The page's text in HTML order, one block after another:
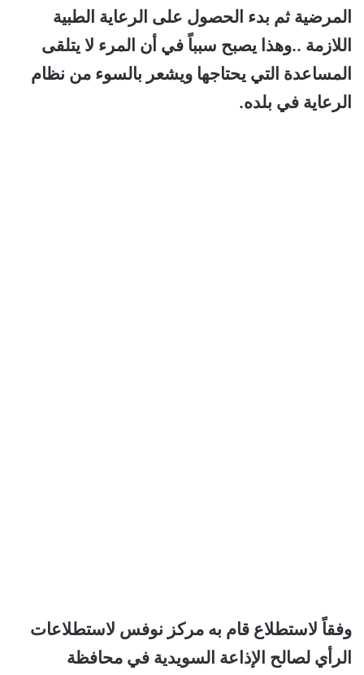
المرضية ثم بدء الحصول على الرعاية الطبية
اللازمة ..وهذا يصبح سبباً في أن المرء لا يتلقى
المساعدة التي يحتاجها ويشعر بالسوء من نظام
الرعاية في بلده.
وفقاً لاستطلاع قام به مركز نوفس لاستطلاعات
الرأي لصالح الإذاعة السويدية في محافظة